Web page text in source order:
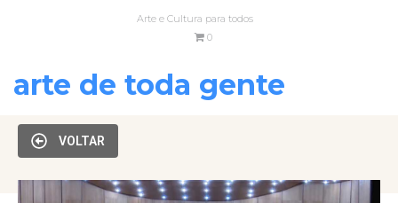
Arte e Cultura para todos
0
arte de toda gente
VOLTAR